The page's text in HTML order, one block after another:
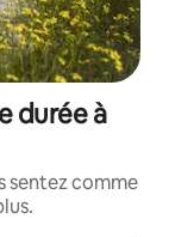
durée à
sentez comme